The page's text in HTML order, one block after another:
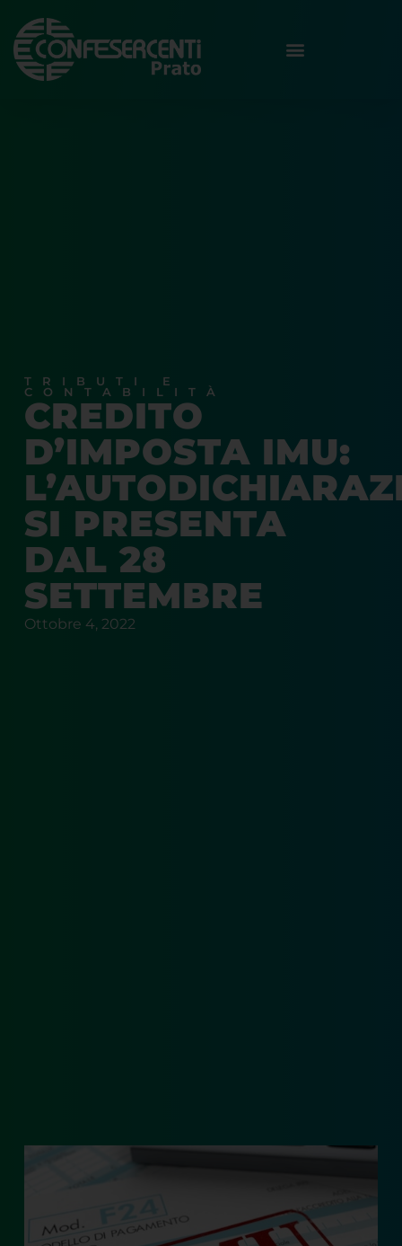
TRIBUTI E
CONTABILITÀ
CREDITO
D’IMPOSTA IMU:
SI PRESENTA
DAL 28
SETTEMBRE
Ottobre 4, 2022